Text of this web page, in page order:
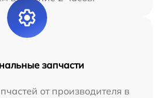
запчасти
от производителя в